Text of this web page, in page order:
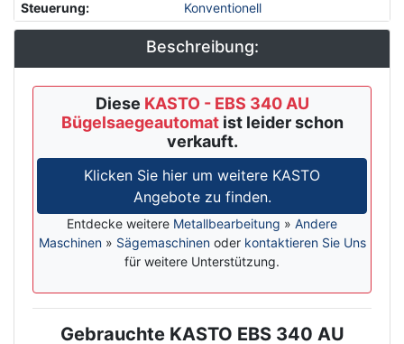
Steuerung: Konventionell
Beschreibung:
Diese KASTO - EBS 340 AU
Bügelsaegeautomatist leider schon
verkauft.
Klicken Sie hier um weitere KASTO
Angebote zu finden.
Entdecke weitere Metallbearbeitung » Andere
Maschinen» Sägemaschinenoder kontaktieren Sie Uns
für weitere Unterstützung.
Description
Gebrauchte KASTO EBS 340 AU